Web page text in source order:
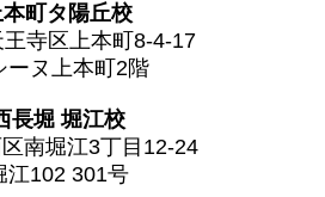
町タ陽丘校
寺区上本町8-4-17
ーヌ上本町2階
長堀 堀江校
南堀江3丁目12-24
江102 301号